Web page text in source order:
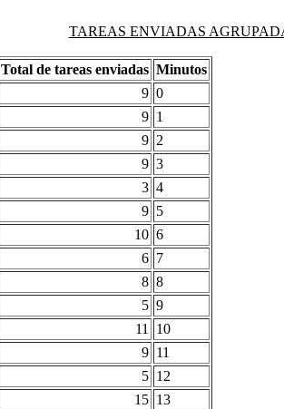
TAREAS ENVIADAS
Total de tareas enviadas Minutos
9 0
9 1
9 2
9 3
3 4
9 5
10 6
6 7
8 8
5 9
11
10
9 11
5 12
15 13